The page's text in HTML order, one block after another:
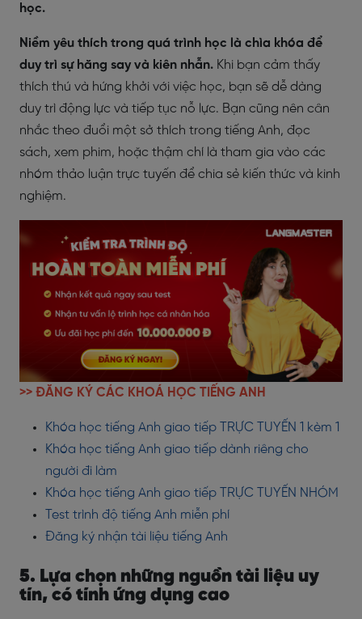
học.
Niềm yêu thích trong quá trình học là chìa khóa để
duy trì sự hăng say và kiên nhẫn. Khi bạn cảm thấy
thích thú và hứng khởi với việc học, bạn sẽ dễ dàng
duy trì động lực và tiếp tục nỗ lực. Bạn cũng nên cân
nhắc theo đuổi một sở thích trong tiếng Anh, đọc
sách, xem phim, hoặc thậm chí là tham gia vào các
nhóm thảo luận trực tuyến để chia sẻ kiến thức và kinh
nghiệm.
>> ĐĂNG KÝ CÁC KHOÁ HỌC TIẾNG ANH
Khóa học tiếng Anh giao tiếp TRỰC TUYẾN 1 kèm 1
Khóa học tiếng Anh giao tiếp dành riêng cho
người đi làm
Khóa học tiếng Anh giao tiếp TRỰC TUYẾN NHÓM
Test trình độ tiếng Anh miễn phí
Đăng ký nhận tài liệu tiếng Anh
5. Lựa chọn những nguồn tài liệu uy
tín, có tính ứng dụng cao